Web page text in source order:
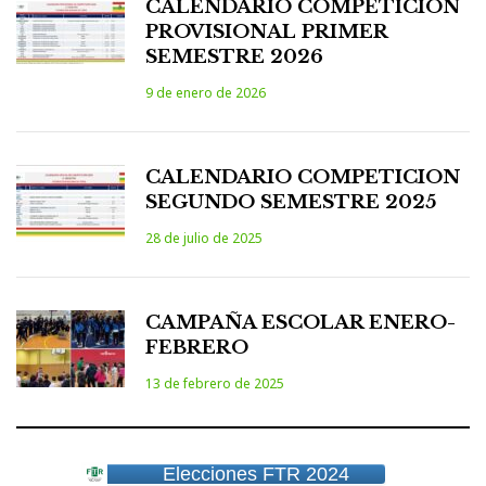
CALENDARIO COMPETICION
PROVISIONAL PRIMER
SEMESTRE 2026
9 de enero de 2026
CALENDARIO COMPETICION
SEGUNDO SEMESTRE 2025
28 de julio de 2025
CAMPAÑA ESCOLAR ENERO-
FEBRERO
13 de febrero de 2025
Elecciones FTR 2024